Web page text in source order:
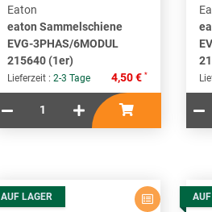
Eaton
eaton Sammelschiene
EVG-3PHAS/6MODUL
215640 (1er)
Lieferzeit : 2-3 Tage 4,50 € *
AUF LAGER